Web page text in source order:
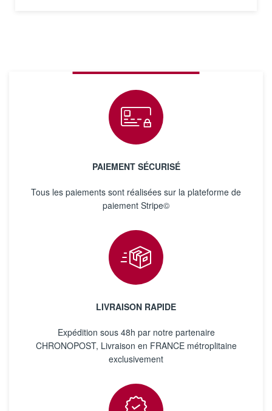
PAIEMENT SÉCURISÉ
Tous les paiements sont réalisées sur la plateforme de
paiement Stripe©
LIVRAISON RAPIDE
Expédition sous 48h par notre partenaire
CHRONOPOST, Livraison en FRANCE métroplitaine
exclusivement